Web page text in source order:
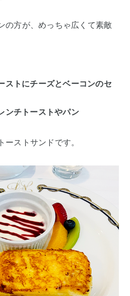
の方が、めっちゃ広くて素敵
ストにチーズとベーコンのセ
ンチトーストやパン
ストサンドです。